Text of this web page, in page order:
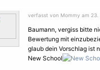
verfasst von Mommy am 23.
Baumann, vergiss bitte
Bewertung mit
glaub dein Vorschlag ist
New School